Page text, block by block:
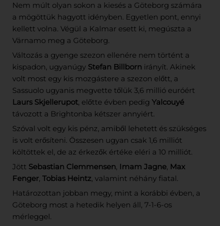
Nem múlt olyan sokon a kiesés a Göteborg számára
a mögöttük hagyott idényben. Egyetlen pont, ennyi
kellett volna. Végül a Kalmar esett ki, megúszta a
Värnamo meg a Göteborg.
Változás a gyenge szezon ellenére nem történt a
kispadon, ugyanúgy Stefan Billborn irányít. Akinek
volt most egy kis mozgástere a szezon előtt, a
Sassuolo ugyanis megvette tőlük 3,6 millió euróért
Laurs Skjellerupot, előtte évben pedig Yalcouyé
távozott a Brightonba kétszer annyiért.
Szóval volt egy kis pénz, amiből lehetett és szükséges
is volt erősíteni. Összesen ugyan csak 1,6 milliót
költöttek el, de az érkezők értéke eléri a 10 milliót.
Jött Sebastian Clemmensen, Imam Jagne, Max
Fenger, Tobias Heintz, valamint néhány fiatal.
Határozottan jobban megy, mint a korábbi évben, a
Göteborg most a hetedik helyen áll, 7-1-6-os
mérleggel.